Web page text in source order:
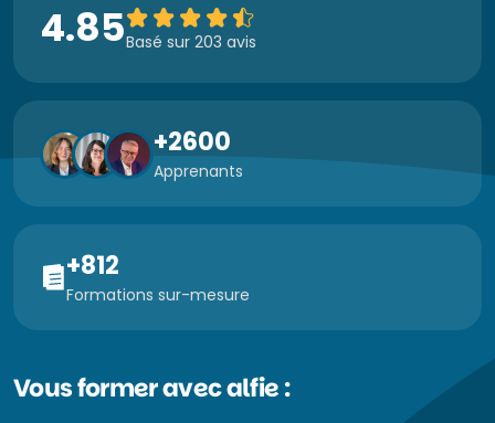
4.85Basé sur 203 avis
+2600
Apprenants
+812
Formations sur-mesure
Vous former avec alfie :